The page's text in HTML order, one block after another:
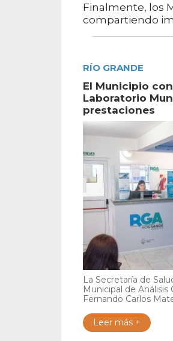
Finalmente, los
compartiendo
RÍO GRANDE
El Municipio
Laboratorio
prestaciones
La Secretaría de
Municipal de
Fernando Carlos
Leer más +